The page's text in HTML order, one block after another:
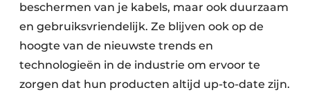
beschermen van je kabels, maar ook duurzaam
en gebruiksvriendelijk. Ze blijven ook op de
hoogte van de nieuwste trends en
technologieën in de industrie om ervoor te
zorgen dat hun producten altijd up-to-date zijn.